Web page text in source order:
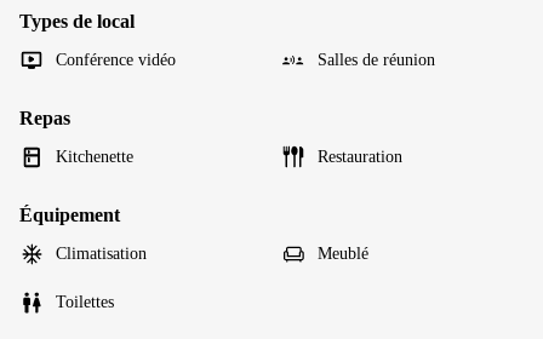
Types de local
Conférence vidéo Salles de réunion
Repas
Kitchenette Restauration
Équipement
Climatisation Meublé
Toilettes